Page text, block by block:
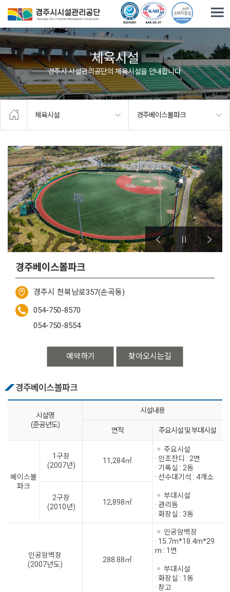
체육시설
경주시 시설관리공단의 체육시설을 안내합니다.
체육시설 경주베이스볼파크
경주베이스볼파크
경주시 천북남로357(손곡동)
054-750-8570
054-750-8554
예약하기 찾아오시는길
경주베이스볼파크
시설명
(준공년도)
시설내용
면적 주요시설 및 부대시설
베이스볼
파크
1구장
(2007년)
11,284㎡
◦ 주요시설
· 인조잔디 : 2면
· 기록실 : 2동
· 선수대기석 : 4개소
◦ 부대시설
· 관리동
· 화장실 : 3동
2구장
(2010년)
12,898㎡
인공암벽장
(2007년도)
288.88㎡
◦ 인공암벽장
· 15.7m*18.4m*29
m : 1면
◦ 부대시설
· 화장실 : 1동
· 창고